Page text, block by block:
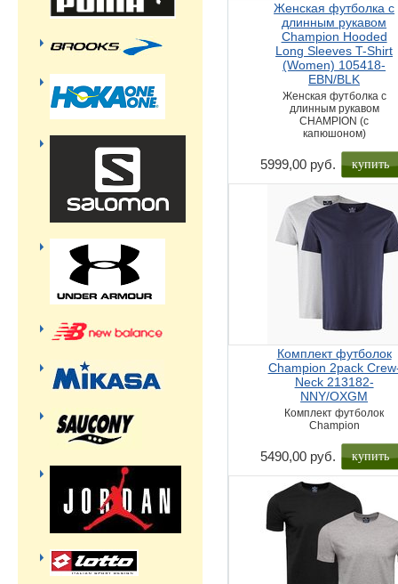
Женская футболка с
длинным рукавом
Champion Hooded
Long Sleeves T-Shirt
(Women) 105418-
EBN/BLK
Женская футболка с
длинным рукавом
CHAMPION (с
капюшоном)
5999,00 руб. купить
Комплект футболок
Champion 2pack
Neck 213182-
NNY/OXGM
Комплект футболок
Champion
5490,00 руб. купить